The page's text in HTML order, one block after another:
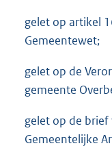
gelet op artikel
Gemeentewet;
gelet op de
gemeente
gelet op de brief
Gemeentelijke